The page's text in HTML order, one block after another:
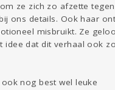
ze zich zo afzette
ons details. Ook haar
misbruikt. Ze
idee dat dit verhaal ook
nog best wel leuke